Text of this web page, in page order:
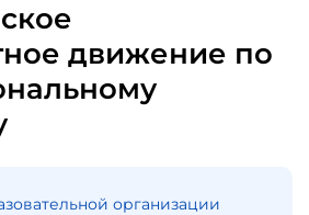
движение по
организации